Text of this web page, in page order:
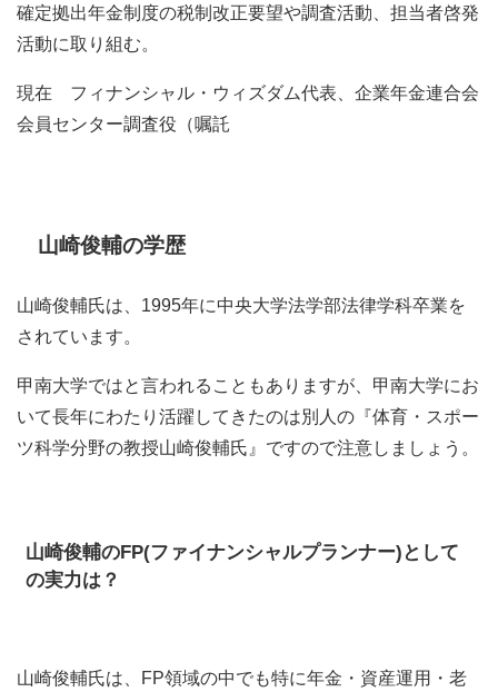
確定拠出年金制度の税制改正要望や調査活動、担当者啓発
活動に取り組む。
現在 フィナンシャル・ウィズダム代表、企業年金連合会
会員センター調査役（嘱託
山崎俊輔の学歴
山崎俊輔氏は、1995年に中央大学法学部法律学科卒業を
されています。
甲南大学ではと言われることもありますが、甲南大学にお
いて長年にわたり活躍してきたのは別人の『体育・スポー
ツ科学分野の教授山崎俊輔氏』ですので注意しましょう。
山崎俊輔のFP(ファイナンシャルプランナー)として
の実力は？
山崎俊輔氏は、FP領域の中でも特に年金・資産運用・老